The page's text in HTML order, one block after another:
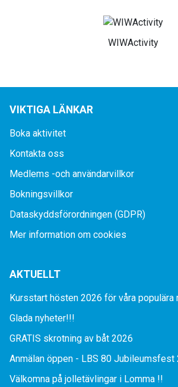
WIWActivity
VIKTIGA LÄNKAR
Boka aktivitet
Kontakta oss
Medlems -och användarvillkor
Bokningsvillkor
Dataskyddsförordningen (GDPR)
Mer information om cookies
AKTUELLT
Kursstart hösten 2026 för våra populära
Glada nyheter!!!
GRATIS skrotning av båt 2026
Anmälan öppen - LBS 80 Jubileumsfest
Välkomna på jolletävlingar i Lomma !!